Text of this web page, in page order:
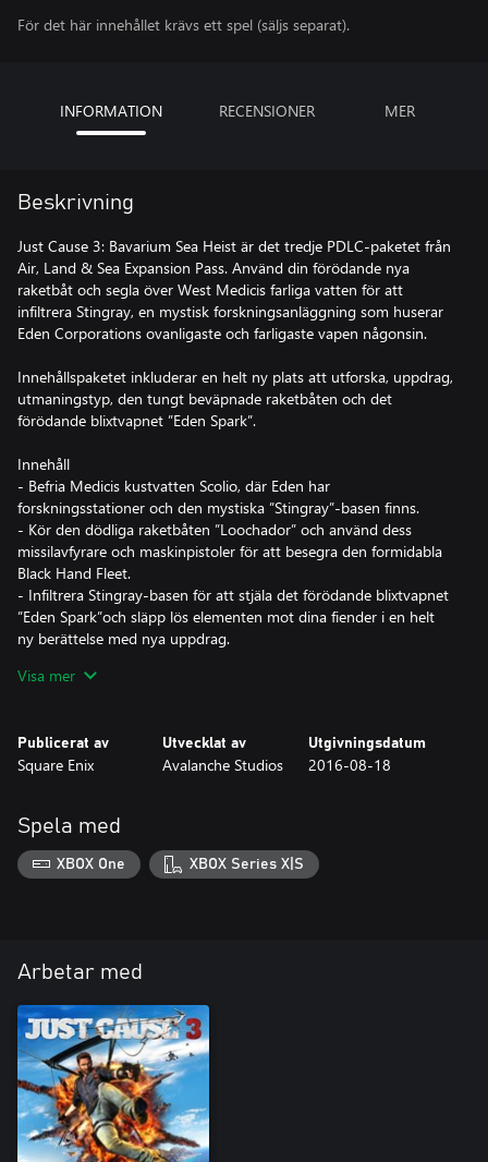
För det här innehållet krävs ett spel (säljs separat).
INFORMATION RECENSIONER MER
Beskrivning
Just Cause 3: Bavarium Sea Heist är det tredje PDLC-paketet från
Air, Land & Sea Expansion Pass. Använd din förödande nya
raketbåt och segla över West Medicis farliga vatten för att
infiltrera Stingray, en mystisk forskningsanläggning som huserar
Eden Corporations ovanligaste och farligaste vapen någonsin.
Innehållspaketet inkluderar en helt ny plats att utforska, uppdrag,
utmaningstyp, den tungt beväpnade raketbåten och det
förödande blixtvapnet ”Eden Spark”.
Innehåll
- Befria Medicis kustvatten Scolio, där Eden har
forskningsstationer och den mystiska ”Stingray”-basen finns.
- Kör den dödliga raketbåten ”Loochador” och använd dess
missilavfyrare och maskinpistoler för att besegra den formidabla
Black Hand Fleet.
- Infiltrera Stingray-basen för att stjäla det förödande blixtvapnet
”Eden Spark”och släpp lös elementen mot dina fiender i en helt
ny berättelse med nya uppdrag.
”Boat Invader”.
Visa mer
Publicerat av
Square Enix
Utvecklat av
Avalanche Studios
Utgivningsdatum
2016-08-18
Spela med
XBOX One XBOX Series X|S
Arbetar med